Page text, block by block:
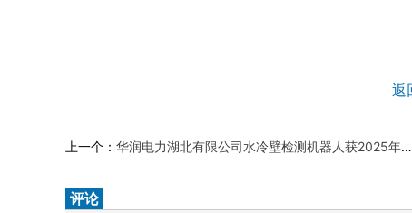
返
上一个： 华润电力湖北有限公司水冷壁检测机器人获2025年创新领航应用案例
评论